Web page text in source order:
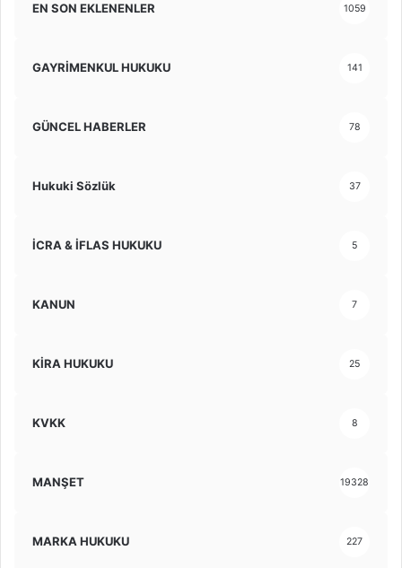
EN SON EKLENENLER 1059
GAYRİMENKUL HUKUKU 141
GÜNCEL HABERLER 78
Hukuki Sözlük 37
İCRA & İFLAS HUKUKU 5
KANUN 7
KİRA HUKUKU 25
KVKK 8
MANŞET 19328
MARKA HUKUKU 227